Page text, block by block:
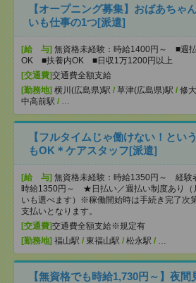
【オープニング募集】おばあちゃ
いも仕事の1つ[派遣]
[給 与] 無資格未経験：時給1400円～ ■週
OK ■扶養内OK ■日収1万1200円以上
[交通費]交通費全額支給
[勤務地] 横川(広島県)駅 / 草津(広島県)駅 / 修
中高前駅 / …
【フルタイムじゃ働けない！とい
もOK＊ケアスタッフ[派遣]
[給 与] 無資格未経験：時給1350円～ 経験
時給1350円～ ★日払い／週払い制度あり（
いも選べます）※稼働開始時は手続き完了次
支払いとなります。
[交通費]交通費全額支給※規定有
[勤務地] 福山駅 / 東福山駅 / 松永駅 / …
【無資格でも時給1,730円～】夜間